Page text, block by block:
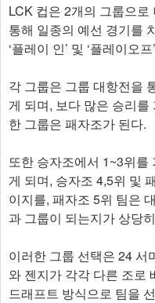
LCK 컵은 2개의 그룹으로
통해 일종의 예선 경기를
‘플레이 인’ 및 ‘플레이오
각 그룹은 그룹 대항전을
게 되며, 보다 많은 승리
한 그룹은 패자조가 된다.
또한 승자조에서 1~3위
게 되며, 승자조 4,5위 및
이지를, 패자조 5위 팀은
과 그룹이 되는지가 상당
이러한 그룹 선택은 24 서
와 젠지가 각각 다른 조로
드래프트 방식으로 팀을